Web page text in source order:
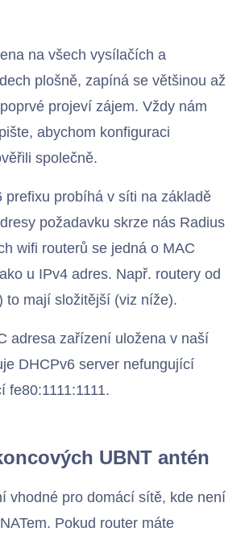
přístupové body
Kontakty
na všech vysílačích a
plošně, zapíná se většinou až
projeví zájem. Vždy nám
abychom konfiguraci
společně.
prefixu probíhá v síti na základě
požadavku skrze nás Radius
wifi routerů se jedná o MAC
u IPv4 adres. Např. routery od
to mají složitější (viz níže).
adresa zařízení uložena v naší
DHCPv6 server nefungující
fe80:1111:1111.
UBNT antén
vhodné pro domácí sítě, kde není
Pokud router máte